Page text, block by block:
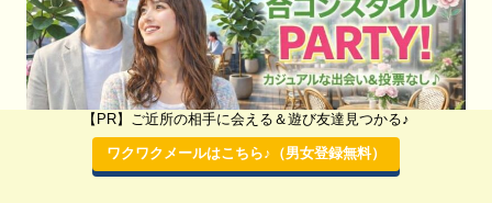
【PR】ご近所の相手に会える＆遊び友達見つかる♪
ワクワクメールはこちら♪（男女登録無料）